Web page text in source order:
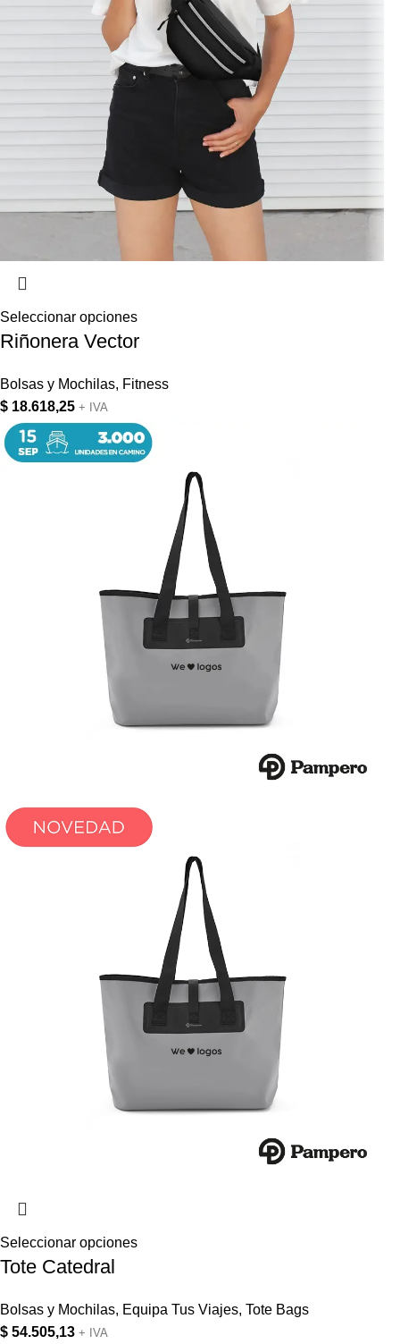
Seleccionar opciones
Riñonera Vector
Bolsas y Mochilas, Fitness
$ 18.618,25 + IVA
Seleccionar opciones
Tote Catedral
Bolsas y Mochilas, Equipa Tus Viajes, Tote Bags
$ 54.505,13 + IVA